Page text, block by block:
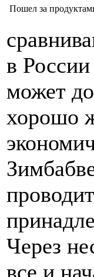
Пошел за
в
может
хорошо
Через
все и